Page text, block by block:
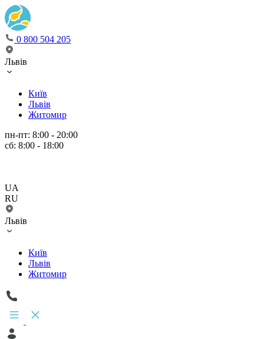
0 800 504 205
Львів
Київ
Львів
Житомир
пн-пт: 8:00 - 20:00
сб: 8:00 - 18:00
UA
RU
Львів
Київ
Львів
Житомир